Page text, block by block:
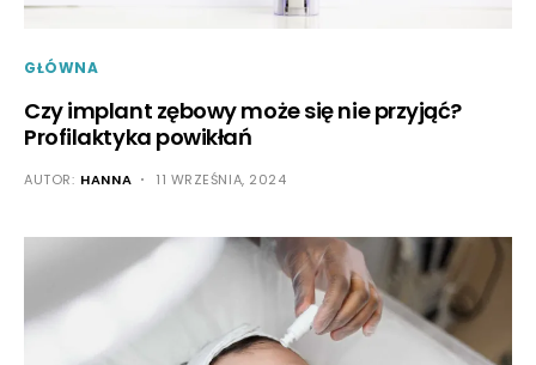
GŁÓWNA
Czy implant zębowy może się nie przyjąć?
Profilaktyka powikłań
AUTOR: HANNA 11 WRZEŚNIA, 2024